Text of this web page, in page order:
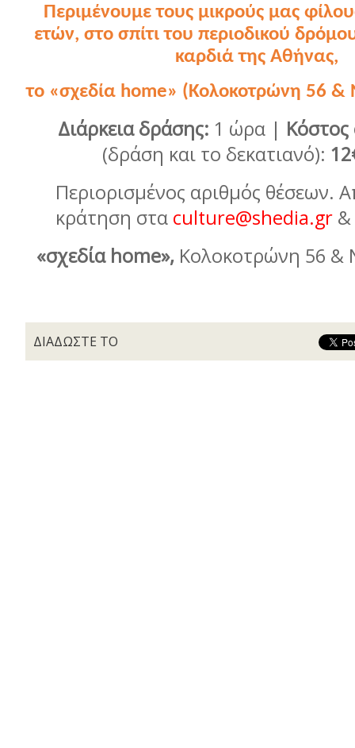
Περιμένουμε τους μικρούς μας
ετών, στο σπίτι του περιοδικού
καρδιά της Αθήνας,
το «σχεδία home» (Κολοκοτρώνη 56 &
Διάρκεια δράσης: 1 ώρα |
(δράση και το δεκατιανό):
Περιορισμένος αριθμός θέσεων.
κράτηση στα culture@shedia.gr&
«σχεδία home», Κολοκοτρώνη 56 &
ΔΙΑΔΩΣΤΕ ΤΟ